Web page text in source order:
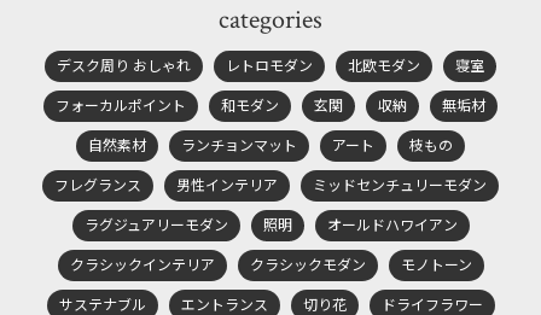
categories
デスク周り おしゃれ レトロモダン 北欧モダン
寝室
フォーカルポイント
和モダン 玄関 収納
無垢材
自然素材
ランチョンマット アート
枝もの
フレグランス
男性インテリア
ミッドセンチュリーモダン
ラグジュアリーモダン
照明
オールドハワイアン
クラシックインテリア
クラシックモダン
モノトーン
サステナブル
エントランス 切り花
ドライフラワー